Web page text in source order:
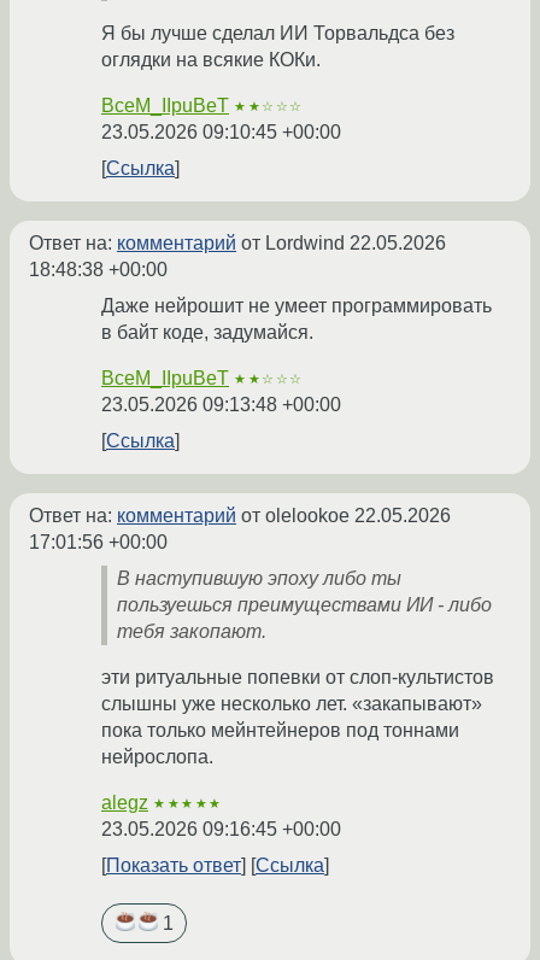
Я бы лучше сделал ИИ Торвальдса без
оглядки на всякие КОКи.
BceM_IIpuBeT ★★☆☆☆
23.05.2026 09:10:45 +00:00
Ссылка
Ответ на: комментарий от Lordwind 22.05.2026
18:48:38 +00:00
Даже нейрошит не умеет программировать
в байт коде, задумайся.
BceM_IIpuBeT ★★☆☆☆
23.05.2026 09:13:48 +00:00
Ссылка
Ответ на: комментарий от olelookoe 22.05.2026
17:01:56 +00:00
В наступившую эпоху либо ты
пользуешься преимуществами ИИ - либо
тебя закопают.
эти ритуальные попевки от слоп-культистов
слышны уже несколько лет. «закапывают»
пока только мейнтейнеров под тоннами
нейрослопа.
alegz ★★★★★
23.05.2026 09:16:45 +00:00
Показать ответ
Ссылка
1